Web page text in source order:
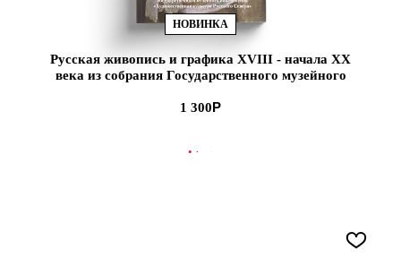
НОВИНКА
Русская живопись и графика XVIII - начала ХХ
века из собрания Государственного музейного
Русского Севера» (ЭВРИКА!)
1 300
В КОРЗИНУ